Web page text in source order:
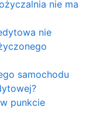
nie ma
nie
samochodu
punkcie